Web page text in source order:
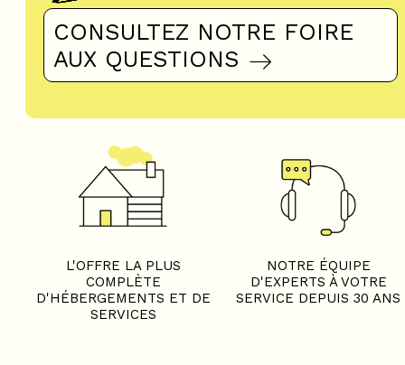
CONSULTEZ NOTRE FOIRE
AUX QUESTIONS
L'OFFRE LA PLUS
COMPLÈTE
D'HÉBERGEMENTS ET DE
SERVICES
NOTRE ÉQUIPE
D'EXPERTS À VOTRE
SERVICE DEPUIS 30 ANS